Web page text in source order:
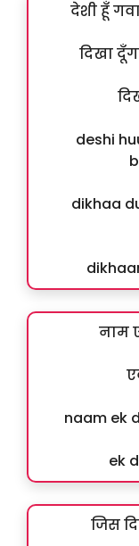
देशी हूँ
दिखा
deshi
dikhaa
नाम
naam ek
ek
जिस